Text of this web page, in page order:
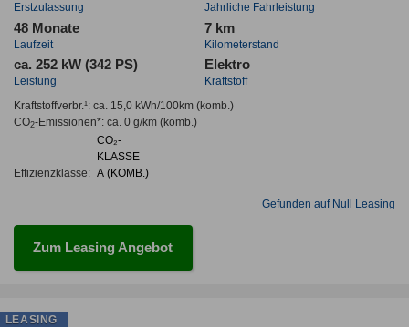
Erstzulassung Jahrliche Fahrleistung
48 Monate
Laufzeit
7 km
Kilometerstand
ca. 252 kW (342 PS)
Leistung
Elektro
Kraftstoff
Kraftstoffverbr.¹: ca. 15,0 kWh/100km(komb.)
CO2-Emissionen*: ca. 0 g/km(komb.)
Effizienzklasse:
CO₂-
KLASSE
A (KOMB.)
Gefunden auf Null Leasing
Zum Leasing Angebot
LEASING